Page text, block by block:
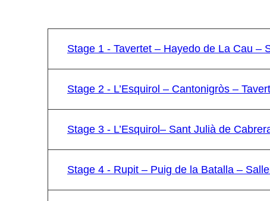
Stage 1 - Tavertet – Hayedo de La Cau –
Stage 2 - L’Esquirol – Cantonigròs –
Stage 3 - L’Esquirol– Sant Julià de
Stage 4 - Rupit – Puig de la Batalla –